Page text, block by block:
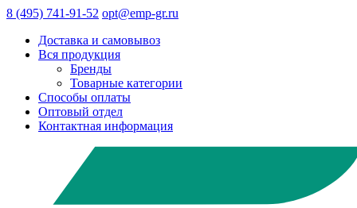
8 (495) 741-91-52 opt@emp-gr.ru
Доставка и самовывоз
Вся продукция
Бренды
Товарные категории
Способы оплаты
Оптовый отдел
Контактная информация